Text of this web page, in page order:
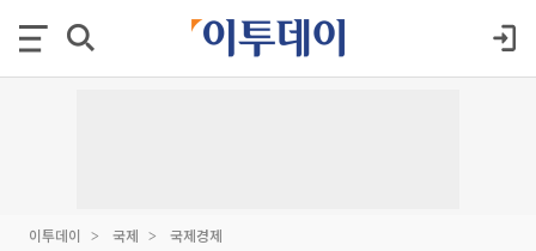
이투데이 국제 국제경제